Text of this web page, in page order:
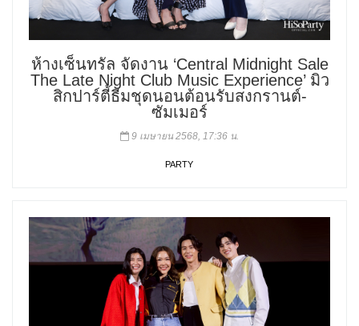
ห้างเซ็นทรัล จัดงาน ‘Central Midnight Sale
The Late Night Club Music Experience’ มิว
สิกปาร์ตี้ธีมชุดนอนต้อนรับสงกรานต์-
ซัมเมอร์
9 เมษายน 2568, 17:36 น.
PARTY